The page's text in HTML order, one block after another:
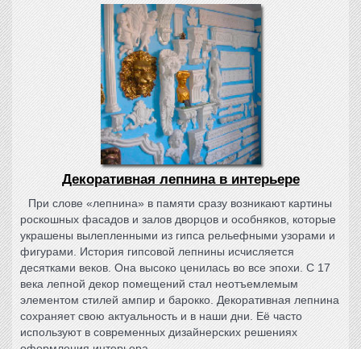
Декоративная лепнина в интерьере
При слове «лепнина» в памяти сразу возникают картины
роскошных фасадов и залов дворцов и особняков, которые
украшены вылепленными из гипса рельефными узорами и
фигурами. История гипсовой лепнины исчисляется
десятками веков. Она высоко ценилась во все эпохи. С 17
века лепной декор помещений стал неотъемлемым
элементом стилей ампир и барокко. Декоративная лепнина
сохраняет свою актуальность и в наши дни. Её часто
используют в современных дизайнерских решениях